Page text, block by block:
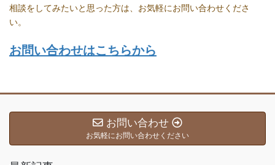
相談をしてみたいと思った方は、お気軽にお問い合わせくださ
い。
お問い合わせはこちらから
お問い合わせ
お気軽にお問い合わせください